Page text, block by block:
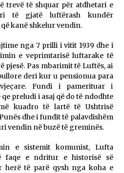
trevë të shquar për atdhetari e
të gjatë luftërash kundër
kanë shkelur vendin.
nga 7 prilli i vitit 1939 dhe i
e veprimtarisë luftarake të
pjesë. Pas mbarimit të Luftës, ai
deri kur u pensionua para
Fundi i pamerituar i
preludi i asaj që do të ndodhte
kuadro të lartë të Ushtrisë
dhe i fundit të palavdishëm
vendin në buzë të greminës.
e sistemit komunist, Lufta
faqe e ndritur e historisë së
herë të parë qysh nga koha e